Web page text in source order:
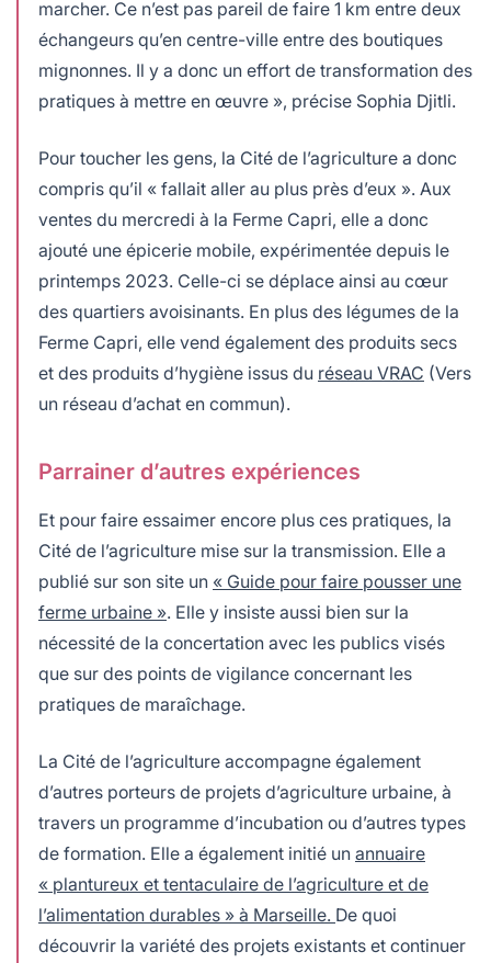
marcher. Ce n’est pas pareil de faire 1 km entre deux
échangeurs qu’en centre-ville entre des boutiques
mignonnes. Il y a donc un effort de transformation des
pratiques à mettre en œuvre », précise Sophia Djitli.
Pour toucher les gens, la Cité de l’agriculture a donc
compris qu’il « fallait aller au plus près d’eux ». Aux
ventes du mercredi à la Ferme Capri, elle a donc
ajouté une épicerie mobile, expérimentée depuis le
printemps 2023. Celle-ci se déplace ainsi au cœur
des quartiers avoisinants. En plus des légumes de la
Ferme Capri, elle vend également des produits secs
et des produits d’hygiène issus du réseau VRAC (Vers
un réseau d’achat en commun).
Parrainer d’autres expériences
Et pour faire essaimer encore plus ces pratiques, la
Cité de l’agriculture mise sur la transmission. Elle a
publié sur son site un « Guide pour faire pousser une
ferme urbaine ». Elle y insiste aussi bien sur la
nécessité de la concertation avec les publics visés
que sur des points de vigilance concernant les
pratiques de maraîchage.
La Cité de l’agriculture accompagne également
d’autres porteurs de projets d’agriculture urbaine, à
travers un programme d’incubation ou d’autres types
de formation. Elle a également initié un annuaire
« plantureux et tentaculaire de l’agriculture et de
l’alimentation durables » à Marseille. De quoi
découvrir la variété des projets existants et continuer